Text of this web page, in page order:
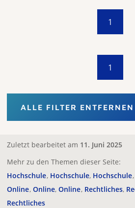
1
1
ALLE FILTER ENTFERNEN
Zuletzt bearbeitet am 11. Juni 2025
Mehr zu den Themen dieser Seite:
Hochschule Hochschule Hochschule
Online Online Online Rechtliches
Rechtliches